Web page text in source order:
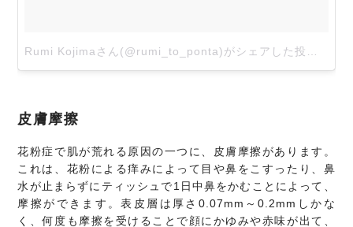
皮膚摩擦
花粉症で肌が荒れる原因の一つに、皮膚摩擦があります。
これは、花粉による痒みによって目や鼻をこすったり、鼻
水が止まらずにティッシュで1日中鼻をかむことによって、
摩擦ができます。表皮層は厚さ0.07mm～0.2mmしかな
く、何度も摩擦を受けることで顔にかゆみや赤味が出て、